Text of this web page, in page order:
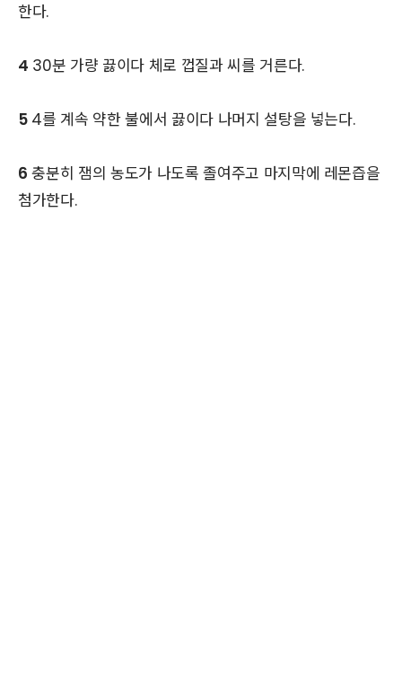
한다.
4 30분 가량 끓이다 체로 껍질과 씨를 거른다.
54를 계속 약한 불에서 끓이다 나머지 설탕을 넣는다.
6 충분히 잼의 농도가 나도록 졸여주고 마지막에 레몬즙을
첨가한다.